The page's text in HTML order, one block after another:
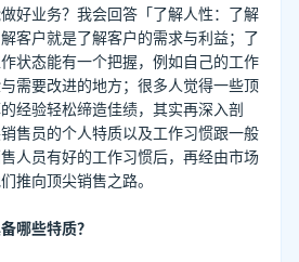
好业务？我会回答「了解人性：了解
客户就是了解客户的需求与利益；了
状态能有一个把握，例如自己的工作
需要改进的地方；很多人觉得一些顶
经验轻松缔造佳绩，其实再深入剖
售员的个人特质以及工作习惯跟一般
人员有好的工作习惯后，再经由市场
推向顶尖销售之路。
哪些特质？